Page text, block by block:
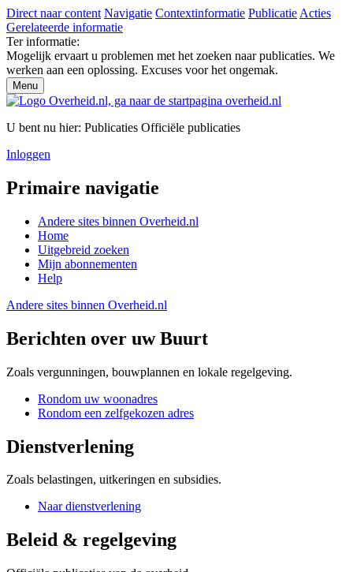
Direct naar content Navigatie Contextinformatie Publicatie Acties
Gerelateerde informatie
Ter informatie:
Mogelijk ervaart u problemen met het zoeken naar publicaties. We
werken aan een oplossing. Excuses voor het ongemak.
Menu
U bent nu hier: Publicaties Officiële publicaties
Inloggen
Primaire navigatie
Andere sites binnen Overheid.nl
Home
Uitgebreid zoeken
Mijn abonnementen
Help
Andere sites binnen Overheid.nl
Berichten over uw Buurt
Zoals vergunningen, bouwplannen en lokale regelgeving.
Rondom uw woonadres
Rondom een zelfgekozen adres
Dienstverlening
Zoals belastingen, uitkeringen en subsidies.
Naar dienstverlening
Beleid & regelgeving